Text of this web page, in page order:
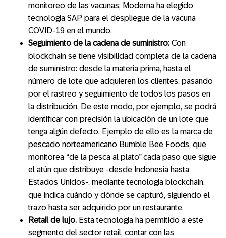
monitoreo de las vacunas; Moderna ha elegido
tecnología SAP para el despliegue de la vacuna
COVID-19 en el mundo.
Seguimiento de la cadena de suministro: Con
blockchain se tiene visibilidad completa de la cadena
de suministro: desde la materia prima, hasta el
número de lote que adquieren los clientes, pasando
por el rastreo y seguimiento de todos los pasos en
la distribución. De este modo, por ejemplo, se podrá
identificar con precisión la ubicación de un lote que
tenga algún defecto. Ejemplo de ello es la marca de
pescado norteamericano Bumble Bee Foods, que
monitorea “de la pesca al plato” cada paso que sigue
el atún que distribuye -desde Indonesia hasta
Estados Unidos-, mediante tecnología blockchain,
que indica cuándo y dónde se capturó, siguiendo el
trazo hasta ser adquirido por un restaurante.
Retail de lujo. Esta tecnología ha permitido a este
segmento del sector retail, contar con las